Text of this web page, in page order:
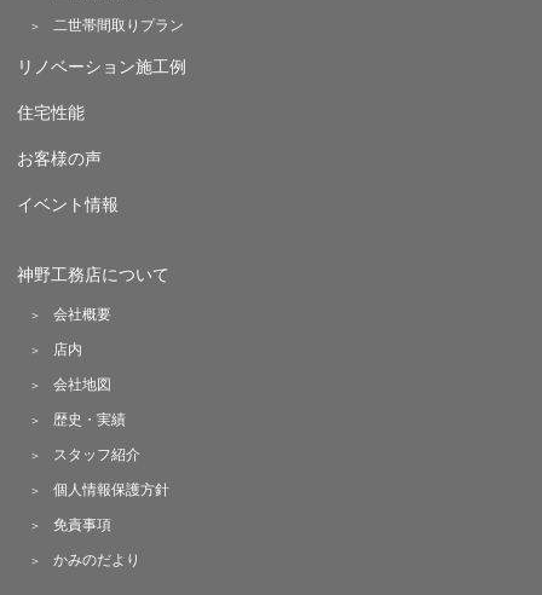
二世帯間取りプラン
リノベーション施工例
住宅性能
お客様の声
イベント情報
神野工務店について
会社概要
店内
会社地図
歴史・実績
スタッフ紹介
個人情報保護方針
免責事項
かみのだより